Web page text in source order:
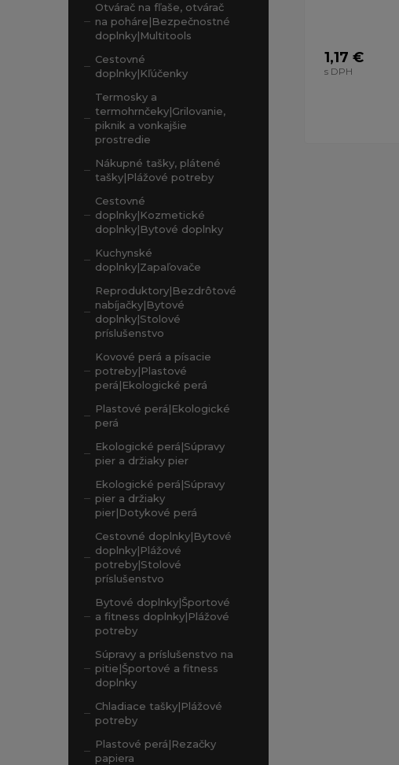
Otvárač na fľaše, otvárač
na poháre|Bezpečnostné
doplnky|Multitools
Cestovné
doplnky|Kľúčenky
Termosky a
termohrnčeky|Grilovanie,
piknik a vonkajšie
prostredie
Nákupné tašky, plátené
tašky|Plážové potreby
Cestovné
doplnky|Kozmetické
doplnky|Bytové doplnky
Kuchynské
doplnky|Zapaľovače
Reproduktory|Bezdrôtové
nabíjačky|Bytové
doplnky|Stolové
príslušenstvo
Kovové perá a písacie
potreby|Plastové
perá|Ekologické perá
Plastové perá|Ekologické
perá
Ekologické perá|Súpravy
pier a držiaky pier
Ekologické perá|Súpravy
pier a držiaky
pier|Dotykové perá
Cestovné doplnky|Bytové
doplnky|Plážové
potreby|Stolové
príslušenstvo
Bytové doplnky|Športové
a fitness doplnky|Plážové
potreby
Súpravy a príslušenstvo na
pitie|Športové a fitness
doplnky
Chladiace tašky|Plážové
potreby
Plastové perá|Rezačky
papiera
1,17 €
s DPH